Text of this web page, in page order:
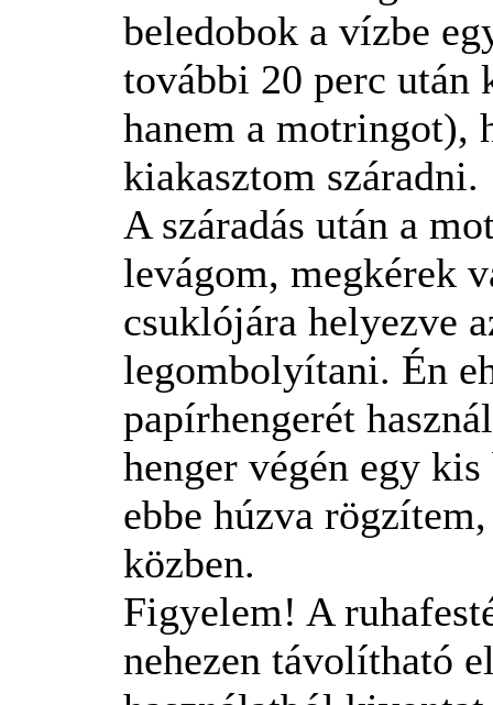
beledobok a vízbe
további 20 perc után
hanem a motringot),
kiakasztom száradni.
A száradás után a
levágom, megkérek
csuklójára helyezve
legombolyítani. Én
papírhengerét
henger végén egy
ebbe húzva
közben.
Figyelem! A
nehezen távolítható